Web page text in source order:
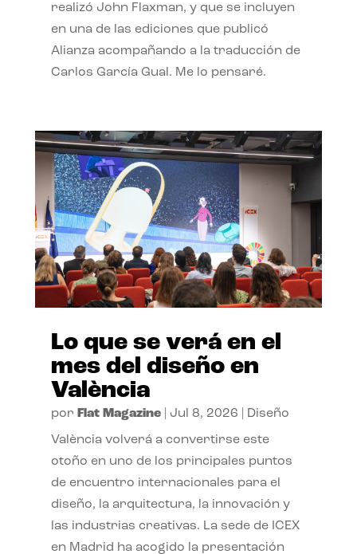
realizó John Flaxman, y que se incluyen
en una de las ediciones que publicó
Alianza acompañando a la traducción de
Carlos García Gual. Me lo pensaré.
Lo que se verá en el
mes del diseño en
València
por Flat Magazine| Jul 8, 2026 Diseño
València volverá a convertirse este
otoño en uno de los principales puntos
de encuentro internacionales para el
diseño, la arquitectura, la innovación y
las industrias creativas. La sede de ICEX
en Madrid ha acogido la presentación